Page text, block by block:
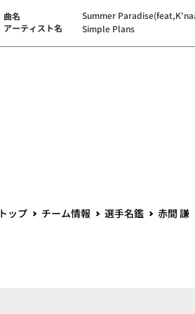
曲名
アーティスト名
Summer
Simple Plans
トップ チーム情報 選手名鑑 赤間 謙